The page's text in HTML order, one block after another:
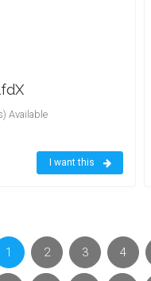
Available
I want this
1 2 3 4